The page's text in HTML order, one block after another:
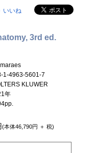
いいね
3rd ed.
1-4963-5601-7
KLUWER
年
(本体46,790円 ＋ 税)